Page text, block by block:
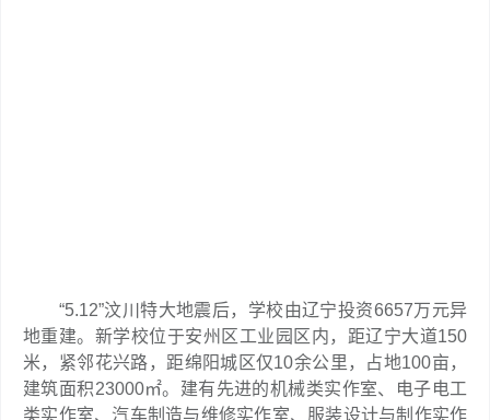
“5.12”汶川特大地震后，学校由辽宁投资6657万元异
地重建。新学校位于安州区工业园区内，距辽宁大道150
米，紧邻花兴路，距绵阳城区仅10余公里，占地100亩，
建筑面积23000㎡。建有先进的机械类实作室、电子电工
类实作室、汽车制造与维修实作室、服装设计与制作实作